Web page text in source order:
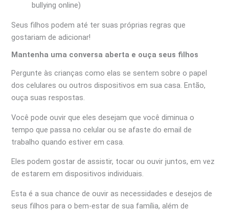
bullying online)
Seus filhos podem até ter suas próprias regras que
gostariam de adicionar!
Mantenha uma conversa aberta e ouça seus filhos
Pergunte às crianças como elas se sentem sobre o papel
dos celulares ou outros dispositivos em sua casa. Então,
ouça suas respostas.
Você pode ouvir que eles desejam que você diminua o
tempo que passa no celular ou se afaste do email de
trabalho quando estiver em casa.
Eles podem gostar de assistir, tocar ou ouvir juntos, em vez
de estarem em dispositivos individuais.
Esta é a sua chance de ouvir as necessidades e desejos de
seus filhos para o bem-estar de sua família, além de